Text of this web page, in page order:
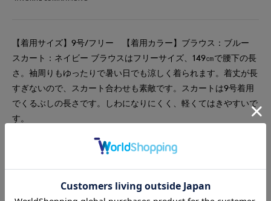
【着用サイズ】9号/フリー 【着用カラー】ブラウス：ブルー
スカート：ネイビー ブラウスはフリーサイズ、149㎝で腰下の長
さ。袖周りもゆったりで暑い日でも涼しく着られます。着丈が長
すぎないので、スカート合わせも素敵です。スカートは9号着用
でくるぶしの長さです。しわになりにくく、軽くてはきやすいで
す。
#ブラウス #リラックス
#女子会 #デート #イージーケア #コットン
#カジュアル #骨格ウェーブ